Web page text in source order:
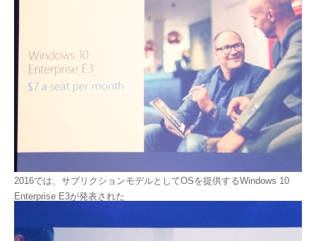
2016では、サブリクションモデルとしてOSを提供するWindows 10
Enterprise E3が発表された